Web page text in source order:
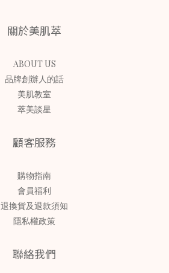
關於美肌萃
ABOUT US
品牌創辦人的話
美肌教室
萃美談星
顧客服務
購物指南
會員福利
退換貨及退款須知
隱私權政策
聯絡我們